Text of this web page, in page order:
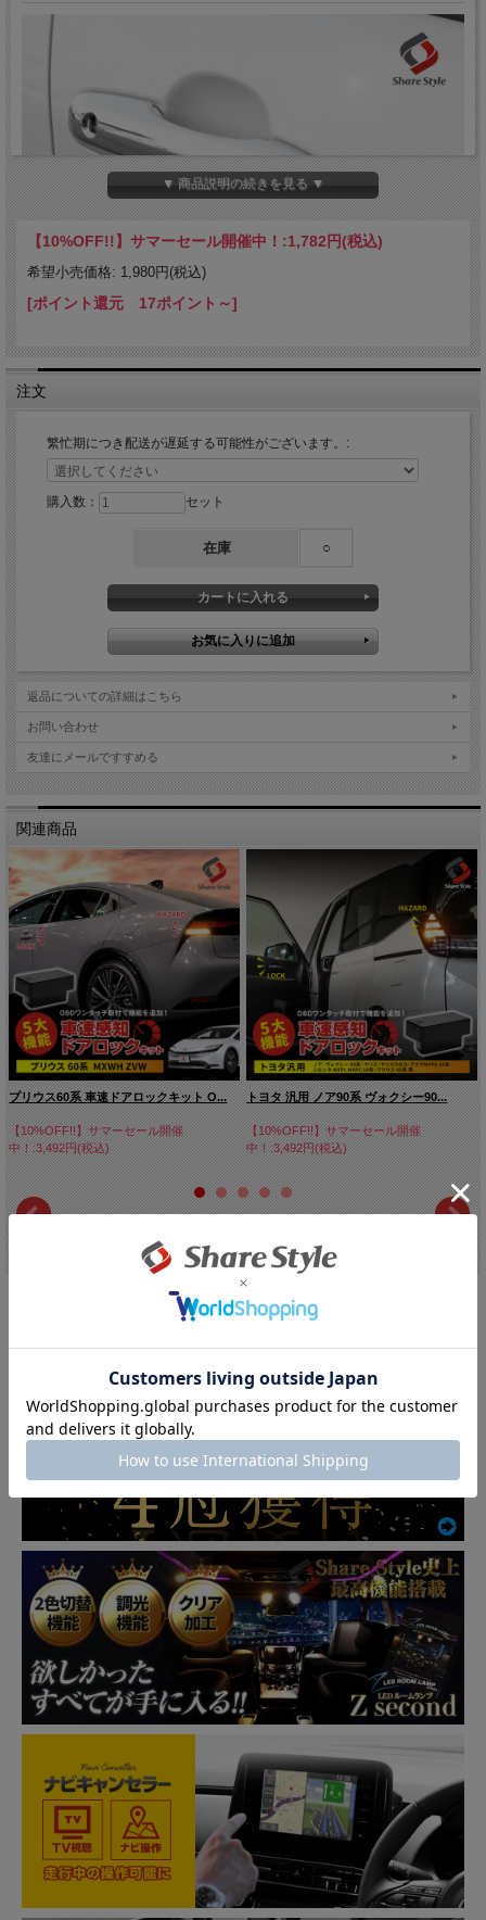
▼ 商品説明の続きを見る ▼
【10%OFF!!】サマーセール開催中！:1,782円(税込)
希望小売価格: 1,980円(税込)
[ポイント還元 17ポイント～]
注文
繁忙期につき配送が遅延する可能性がございます。:
購入数： セット
在庫 ○
返品についての詳細はこちら
お問い合わせ
友達にメールですすめる
関連商品
プリウス60系 車速ドアロックキット O...
【10%OFF!!】サマーセール開催
中！:3,492円(税込)
トヨタ 汎用 ノア90系 ヴォクシー90...
【10%OFF!!】サマーセール開催
中！:3,492円(税込)